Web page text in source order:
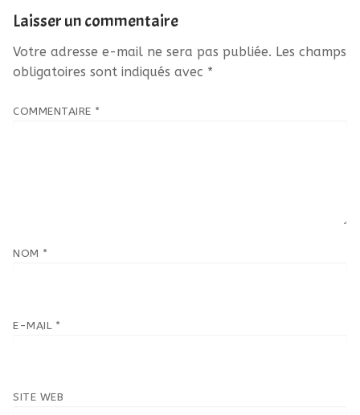
Contact
Laisser un commentaire
Votre adresse e-mail ne sera pas publiée. Les champs
obligatoires sont indiqués avec *
COMMENTAIRE *
NOM *
E-MAIL *
SITE WEB